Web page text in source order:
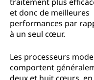
et donc de meilleures
performances par
à un seul cœur.
Les processeurs
comportent